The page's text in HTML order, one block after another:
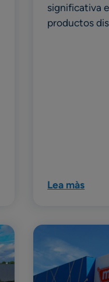
significativa
productos
Lea màs